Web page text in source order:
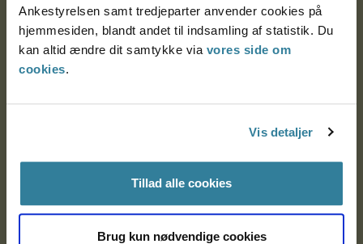
Ankestyrelsen samt tredjeparter anvender cookies på
hjemmesiden, blandt andet til indsamling af statistik. Du
kan altid ændre dit samtykke via vores side om
cookies.
Vis detaljer
Tillad alle cookies
Brug kun nødvendige cookies
Ankestyrelsen København
Om Ankestyrelsen
Om Ankestyrelsen
Blanketter og kontaktformularer